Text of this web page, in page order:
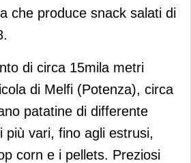
che produce snack salati di
di circa 15mila metri
di Melfi (Potenza), circa
patatine di differente
più vari, fino agli estrusi,
corn e i pellets. Preziosi